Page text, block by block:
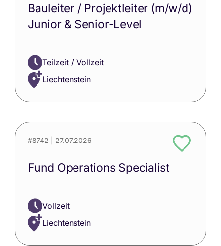
Bauleiter / Projektleiter (m/w/d)
Junior & Senior-Level
Teilzeit / Vollzeit
Liechtenstein
#8742 | 27.07.2026
Fund Operations Specialist
Vollzeit
Liechtenstein